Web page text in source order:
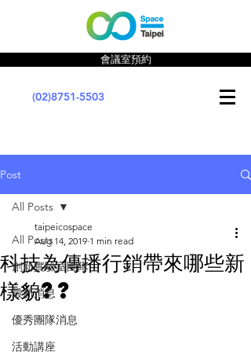
會議室預約
(02)8751-5503
Post
All Posts
創新實驗室團隊
最新消息
優秀團隊消息
活動講座
All Posts
科技為傳播行銷帶來哪些新
樣貌??
taipeicospace
Aug 14, 2019 1 min read